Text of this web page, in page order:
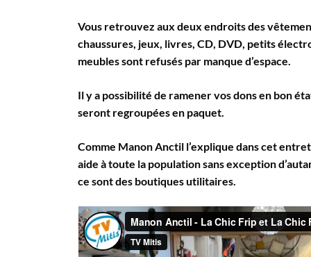
Vous retrouvez aux deux endroits des
chaussures, jeux, livres, CD, DVD, petits
meubles sont refusés par manque d’espace.
Il y a possibilité de ramener vos dons en bon
seront regroupées en paquet.
Comme Manon Anctil l’explique dans cet
aide à toute la population sans exception
ce sont des boutiques utilitaires.